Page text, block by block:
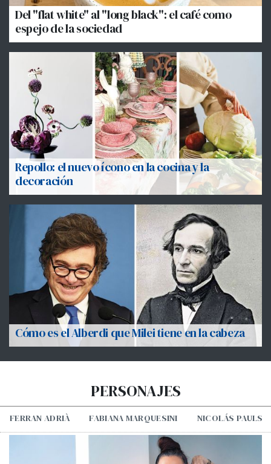
Repollo: el nuevo ícono en la cocina y la
decoración
Del "flat white" al "long black": el café como
espejo de la sociedad
Cómo es el Alberdi que Milei tiene en la cabeza
PERSONAJES
FERRAN ADRIÀ FABIANA MARQUESINI NICOLÁS PAULS